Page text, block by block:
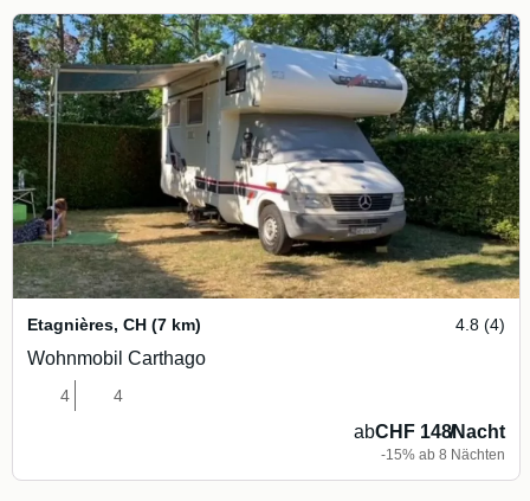
Etagnières, CH (7 km) 4.8 (4)
Wohnmobil Carthago
4 4
abCHF 148/Nacht
-15% ab 8 Nächten